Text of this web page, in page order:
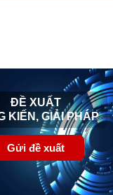
ĐỀ XUẤT
KIẾN, GIẢI PHÁP
Gửi đề xuất